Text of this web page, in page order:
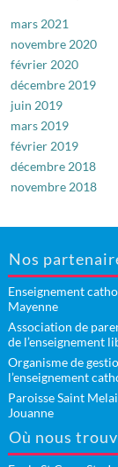
mars 2021
novembre 2020
février 2020
décembre 2019
juin 2019
mars 2019
février 2019
décembre 2018
novembre 2018
Nos
Enseignement
Mayenne
Association de
de l’enseignement
Organisme de
l’enseignement
Paroisse Saint
Jouanne
Où nous